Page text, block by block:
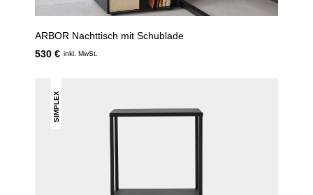
ARBOR Nachttisch mit Schublade
530 € inkl. MwSt.
SIMPLEX